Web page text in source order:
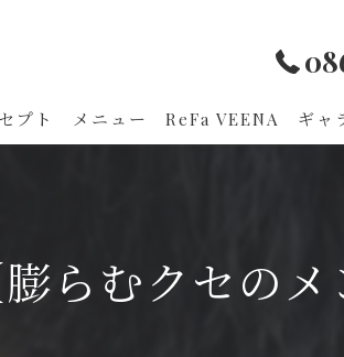
プト メニュー ReFa VEENA ギャ
膨らむクセのメ